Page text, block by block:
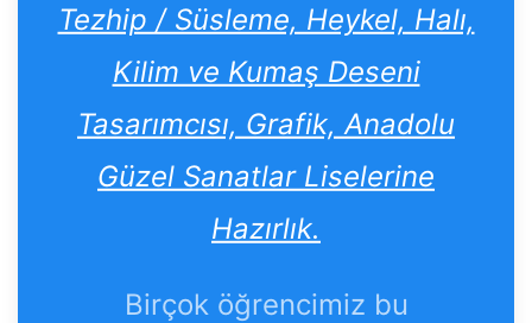
Tezhip / Süsleme, Heykel, Halı,
Kilim ve Kumaş Deseni
Tasarımcısı, Grafik, Anadolu
Güzel Sanatlar Liselerine
Hazırlık.
Birçok öğrencimiz bu